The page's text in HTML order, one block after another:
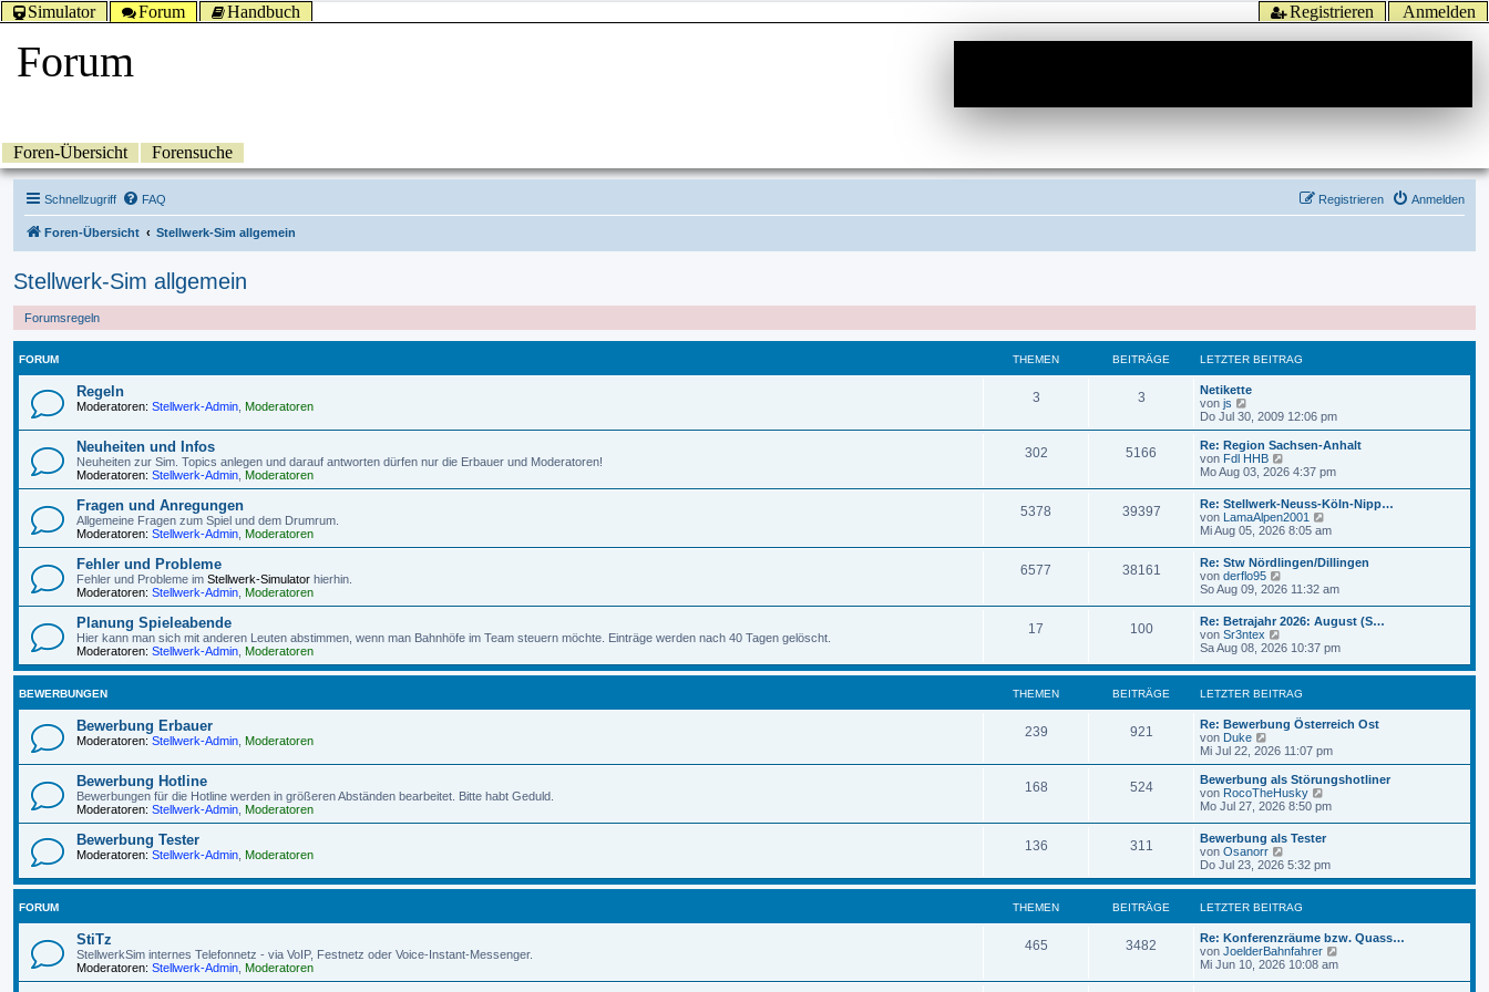
Anmelden
Registrieren
Simulator Forum Handbuch
Forum
Foren-Übersicht Forensuche
Schnellzugriff FAQ Anmelden
Registrieren
Foren-Übersicht Stellwerk-Sim allgemein
Stellwerk-Sim allgemein
Forumsregeln
FORUM THEMEN BEITRÄGE LETZTER BEITRAG
Regeln
Moderatoren: Stellwerk-Admin Moderatoren
3 3
Netikette
von js
e
u
e
s
t
B
e
i
t
r
a
g
Do Jul 30, 2009 12:06 pm
Neuheiten und Infos
Neuheiten zur Sim. Topics anlegen und darauf antworten dürfen nur die Erbauer und Moderatoren!
Moderatoren: Stellwerk-Admin Moderatoren
302 5166
Re: Region Sachsen-Anhalt
von Fdl HHB
e
e
s
t
e
r
B
i
t
r
a
g
Mo Aug 03, 2026 4:37 pm
Fragen und Anregungen
Allgemeine Fragen zum Spiel und dem Drumrum.
Moderatoren: Stellwerk-Admin Moderatoren
5378 39397
Re: Stellwerk-Neuss-Köln-Nipp…
von LamaAlpen2001
e
e
s
e
r
B
i
t
r
Mi Aug 05, 2026 8:05 am
Fehler und Probleme
Fehler und Probleme im Stellwerk-Simulator hierhin.
Moderatoren: Stellwerk-Admin Moderatoren
6577 38161
Re: Stw Nördlingen/Dillingen
von derflo95
e
e
s
t
e
r
e
i
t
r
a
So Aug 09, 2026 11:32 am
Planung Spieleabende
Hier kann man sich mit anderen Leuten abstimmen, wenn man Bahnhöfe im Team steuern möchte. Einträge werden nach 40 Tagen gelöscht.
Moderatoren: Stellwerk-Admin Moderatoren
17 100
Re: Betrajahr 2026: August (S…
von Sr3ntex
e
e
t
e
r
e
i
t
r
a
Sa Aug 08, 2026 10:37 pm
BEWERBUNGEN THEMEN BEITRÄGE LETZTER BEITRAG
Bewerbung Erbauer
Moderatoren: Stellwerk-Admin Moderatoren
239 921
Re: Bewerbung Österreich Ost
von Duke
e
u
e
s
t
B
e
i
t
a
g
Mi Jul 22, 2026 11:07 pm
Bewerbung Hotline
Bewerbungen für die Hotline werden in größeren Abständen bearbeitet. Bitte habt Geduld.
Moderatoren: Stellwerk-Admin Moderatoren
168 524
Bewerbung als Störungshotliner
von RocoTheHusky
e
s
e
r
i
t
r
a
Mo Jul 27, 2026 8:50 pm
Bewerbung Tester
Moderatoren: Stellwerk-Admin Moderatoren
136 311
Bewerbung als Tester
von Osanorr
e
u
e
s
r
B
e
i
Do Jul 23, 2026 5:32 pm
FORUM THEMEN BEITRÄGE LETZTER BEITRAG
StiTz
StellwerkSim internes Telefonnetz - via VoIP, Festnetz oder Voice-Instant-Messenger.
Moderatoren: Stellwerk-Admin Moderatoren
465 3482
Re: Konferenzräume bzw. Quass…
von JoelderBahnfahrer
Mi Jun 10, 2026 10:08 am